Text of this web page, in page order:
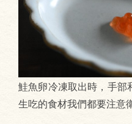
鮭魚卵冷凍取出時，手部
生吃的食材我們都要注意